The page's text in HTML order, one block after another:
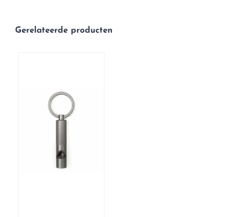
Gerelateerde producten